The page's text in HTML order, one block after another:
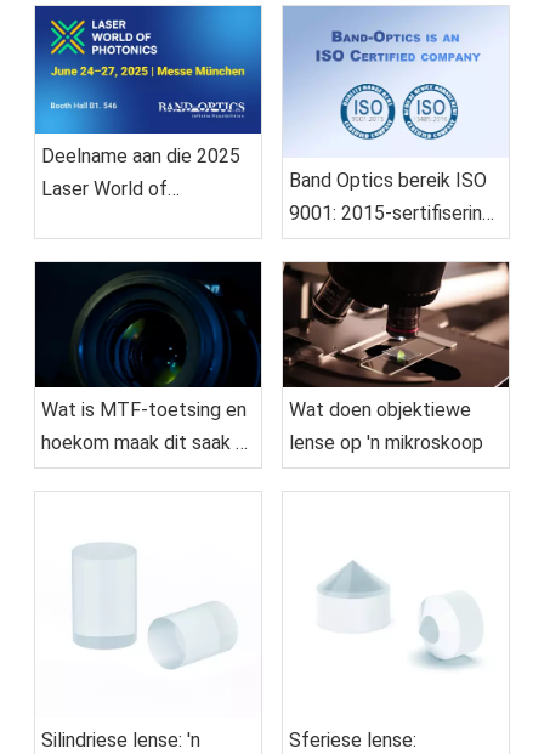
Deelname aan die 2025
Laser World of
Band Optics bereik ISO
9001: 2015-sertifisering:
'n Testament vir
kwaliteit en
uitnemendheid
Wat is MTF-toetsing en
hoekom maak dit saak vir
kameralense
Wat doen objektiewe
lense op 'n mikroskoop
Silindriese lense: 'n
Sferiese lense: